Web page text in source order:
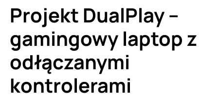
Projekt DualPlay –
gamingowy laptop z
odłączanymi
kontrolerami